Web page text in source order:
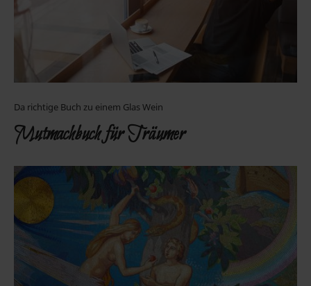
Da richtige Buch zu einem Glas Wein
Mutmachbuch für Träumer